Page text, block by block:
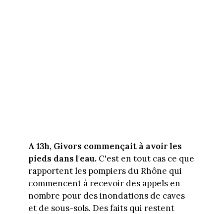
A 13h, Givors commençait à avoir les
pieds dans l'eau.C'est en tout cas ce que
rapportent les pompiers du Rhône qui
commencent à recevoir des appels en
nombre pour des inondations de caves
et de sous-sols. Des faits qui restent